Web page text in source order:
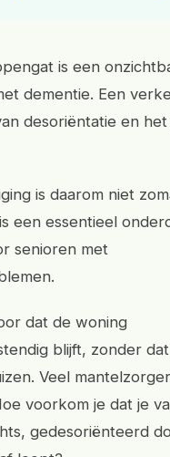
is een
dementie. Een
desoriëntatie en
is daarom niet
een essentieel
senioren met
dat de woning
blijft, zonder
Veel
voorkom je dat je
gedesoriënteerd